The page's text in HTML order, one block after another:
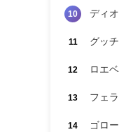
10 ディ
11 グッ
12 ロエ
13 フェ
14 ゴロ